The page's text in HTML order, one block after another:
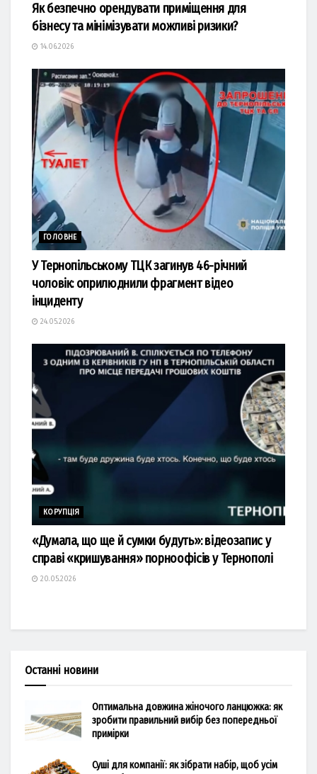
Як безпечно орендувати приміщення для
бізнесу та мінімізувати можливі ризики?
14.06.2026
ГОЛОВНЕ
У Тернопільському ТЦК загинув 46-річний
чоловік: оприлюднили фрагмент відео
інциденту
24.05.2026
КОРУПЦІЯ
«Думала, що ще й сумки будуть»: відеозапис у
справі «кришування» порноофісів у Тернополі
20.05.2026
Останні новини
Оптимальна довжина жіночого ланцюжка: як
зробити правильний вибір без попередньої
примірки
Суші для компанії: як зібрати набір, щоб усім